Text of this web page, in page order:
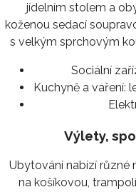
jídelním stolem a
koženou sedací
s velkým sprchovým
Sociální
Kuchyně a vaření:
Výlety,
Ubytování nabízí různé
na košíkovou,